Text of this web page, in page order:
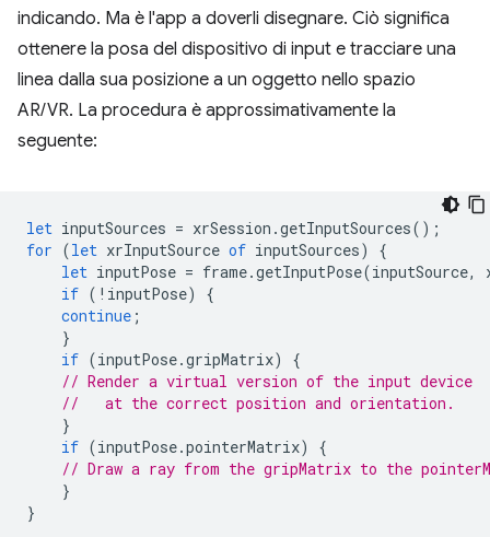
indicando. Ma è l'app a doverli disegnare. Ciò significa
ottenere la posa del dispositivo di input e tracciare una
linea dalla sua posizione a un oggetto nello spazio
AR/VR. La procedura è approssimativamente la
seguente:
let inputSources = xrSession .getInputSources();
for (let xrInputSource of inputSources)
{
let inputPose = frame.getInputPose(inputSource,
if ( ! inputPose)
{
continue ;
}
if (inputPose.gripMatrix)
{
// Render a virtual version of the input device
//   at the correct position and orientation.
}
if (inputPose.pointerMatrix)
{
// Draw a ray from the gripMatrix to the
}
}